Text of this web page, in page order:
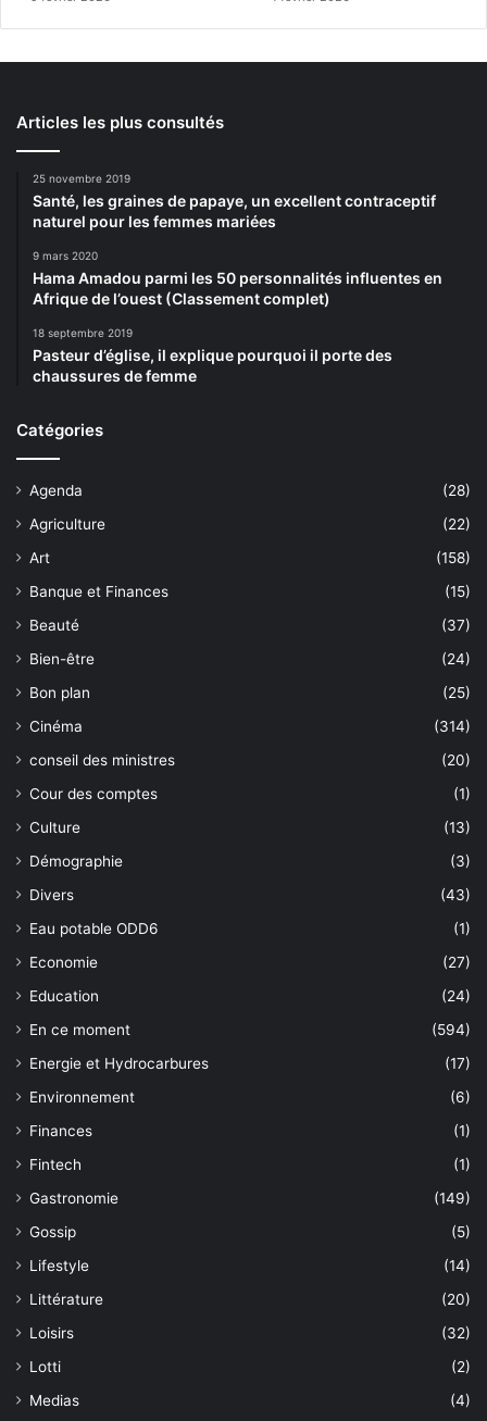
Articles les plus consultés
25 novembre 2019
Santé, les graines de papaye, un excellent contraceptif
naturel pour les femmes mariées
9 mars 2020
Hama Amadou parmi les 50 personnalités influentes en
Afrique de l’ouest (Classement complet)
18 septembre 2019
Pasteur d’église, il explique pourquoi il porte des
chaussures de femme
Catégories
Agenda
(28)
Agriculture
(22)
Art
(158)
Banque et Finances
(15)
Beauté
(37)
Bien-être
(24)
Bon plan
(25)
Cinéma
(314)
conseil des ministres
(20)
Cour des comptes
(1)
Culture
(13)
Démographie
(3)
Divers
(43)
Eau potable ODD6
(1)
Economie
(27)
Education
(24)
En ce moment
(594)
Energie et Hydrocarbures
(17)
Environnement
(6)
Finances
(1)
Fintech
(1)
Gastronomie
(149)
Gossip
(5)
Lifestyle
(14)
Littérature
(20)
Loisirs
(32)
Lotti
(2)
Medias
(4)